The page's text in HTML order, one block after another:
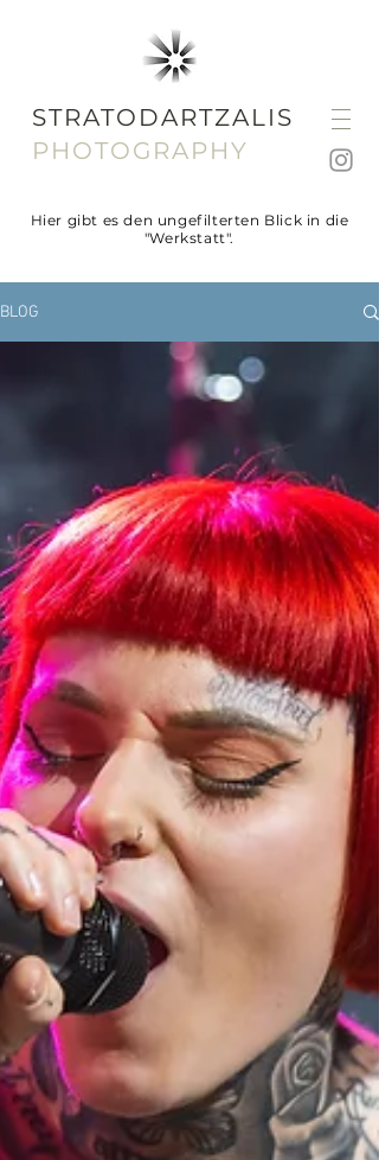
STRATODARTZALIS
PHOTOGRAPHY
Hier gibt es den ungefilterten Blick in die
"Werkstatt".
BLOG